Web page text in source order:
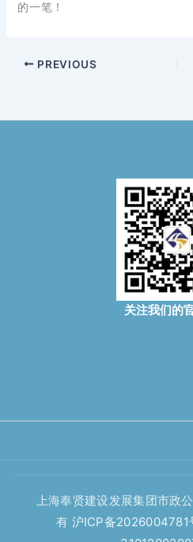
的一笔！
PREVIOUS
关注我们的
上海奉贤建设发展集团市政
有 沪ICP备2026004781